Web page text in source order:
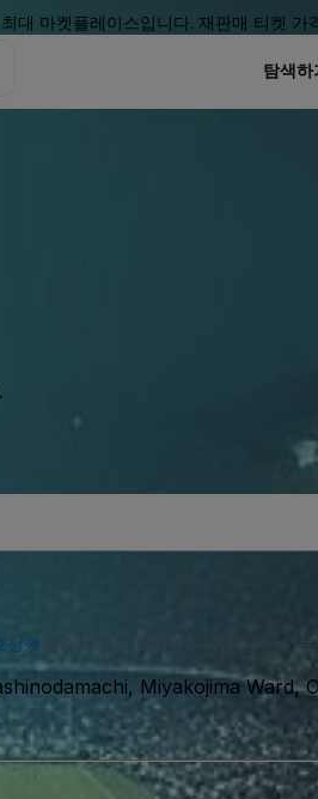
대 마켓플레이스입니다. 재판매 티켓
탐색하
정책 을 이해하는 것입니다. 귀하는 당사
Miyakojima Ward,